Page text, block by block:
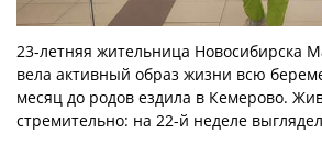
23-летняя жительница Новосибирска
вела активный образ жизни всю
месяц до родов ездила в Кемерово.
стремительно: на 22-й неделе